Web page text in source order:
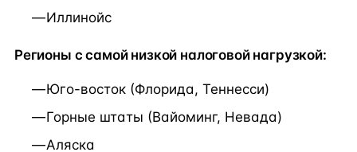
Иллинойс
Регионы с самой низкой налоговой нагрузкой:
Юго-восток (Флорида, Теннесси)
Горные штаты (Вайоминг, Невада)
Аляска